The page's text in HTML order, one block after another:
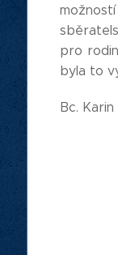
pro
byla to
Bc. Karin